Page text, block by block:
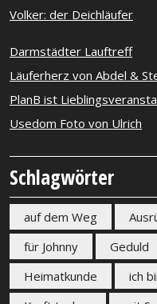
Volker: der Deichläufer
Darmstädter Lauftreff
Läuferherz von Abdel &
PlanB ist
Usedom Foto von Ulrich
Schlagwörter
auf dem Weg
für Johnny
Geduld
Heimatkunde
ich